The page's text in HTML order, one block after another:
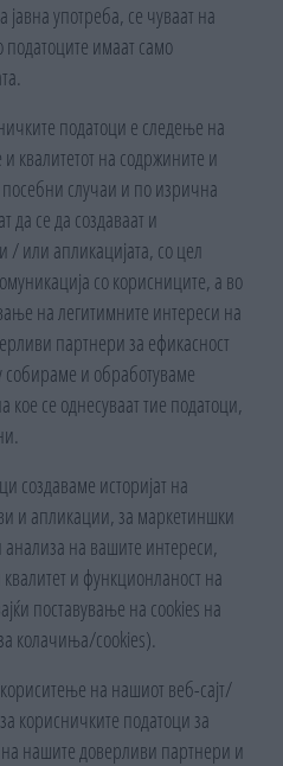
употреба, се чуваат на
имаат само
податоци е следење на
квалитетот на содржините и
посебни случаи и по изрична
да се да создаваат и
/ или апликацијата, со цел
со корисниците, а во
на легитимните интереси на
партнери за ефикасност
собираме и обработуваме
кое се однесуваат тие податоци,
создаваме историјат на
и апликации, за маркетиншки
анализа на вашите интереси,
и функционланост на
поставување на cookies на
колачиња/cookies).
на нашиот веб-сајт/
корисничките податоци за
нашите доверливи партнери и